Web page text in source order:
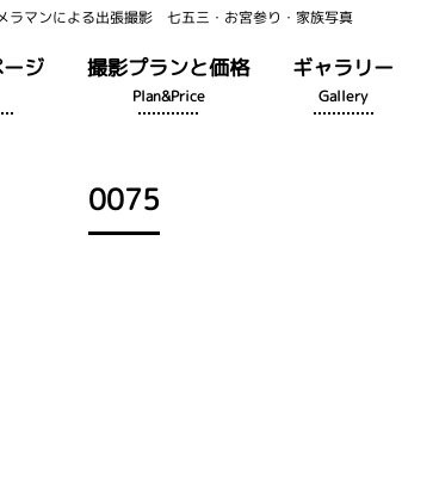
ラマンによる出張撮影 七五三・お宮参り・家族写真
ジ 撮影プランと価格
Plan&Price
ギャラリー
Gallery
0075